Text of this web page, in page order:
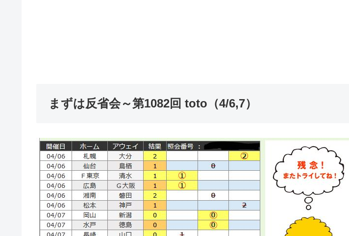
まずは反省会～第1082回 toto（4/6,7）